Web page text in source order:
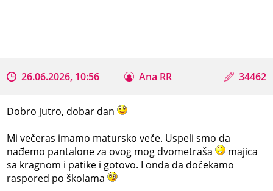
26.06.2026, 10:56 Ana RR 34462
Dobro jutro, dobar dan
Mi večeras imamo matursko veče. Uspeli smo da
nađemo pantalone za ovog mog dvometraša
majica
sa kragnom i patike i gotovo. I onda da dočekamo
raspored po školama